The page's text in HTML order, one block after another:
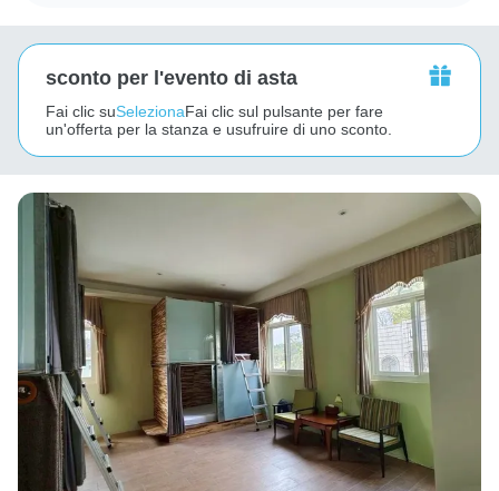
sconto per l'evento di asta
Fai clic suSelezionaFai clic sul pulsante per fare
un'offerta per la stanza e usufruire di uno sconto.